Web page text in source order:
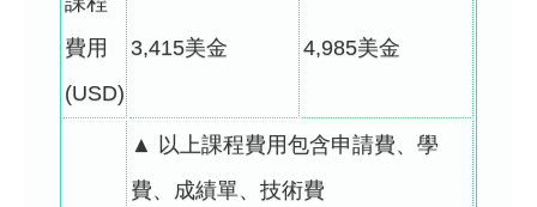
費用
(USD)
3,415美金 4,985美金
▲ 以上課程費用包含申請費、學
費、成績單、技術費